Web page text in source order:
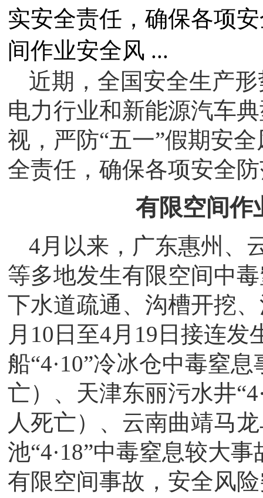
实安全责任，确保各项
间作业安全风 ...
近期，全国安全生产
电力行业和新能源汽车
视，严防“五一”假期安
全责任，确保各项安全
有限空间作
4月以来，广东惠州、
等多地发生有限空间中
下水道疏通、沟槽开挖
月10日至4月19日接连发
船“4·10”冷冰仓中毒窒
亡）、天津东丽污水井
人死亡）、云南曲靖马
池“4·18”中毒窒息较大
有限空间事故，安全风